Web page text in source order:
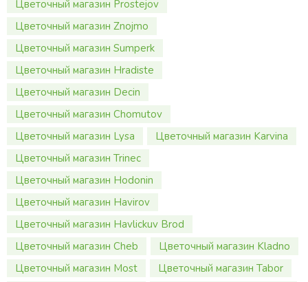
Цветочный магазин Prostejov
Цветочный магазин Znojmo
Цветочный магазин Sumperk
Цветочный магазин Hradiste
Цветочный магазин Decin
Цветочный магазин Chomutov
Цветочный магазин Lysa
Цветочный магазин Karvina
Цветочный магазин Trinec
Цветочный магазин Hodonin
Цветочный магазин Havirov
Цветочный магазин Havlickuv Brod
Цветочный магазин Cheb
Цветочный магазин Kladno
Цветочный магазин Most
Цветочный магазин Tabor